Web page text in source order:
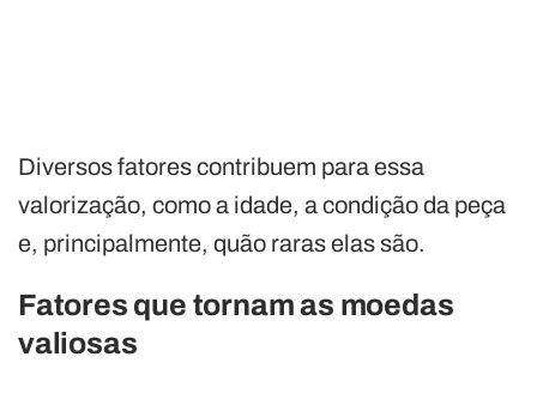
Diversos fatores contribuem para essa
valorização, como a idade, a condição da peça
e, principalmente, quão raras elas são.
Fatores que tornam as moedas
valiosas